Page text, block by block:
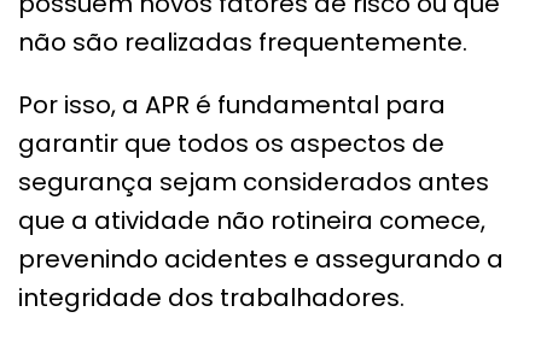
não são realizadas frequentemente.
Por isso, a APR é fundamental para
garantir que todos os aspectos de
segurança sejam considerados antes
que a atividade não rotineira comece,
prevenindo acidentes e assegurando a
integridade dos trabalhadores.